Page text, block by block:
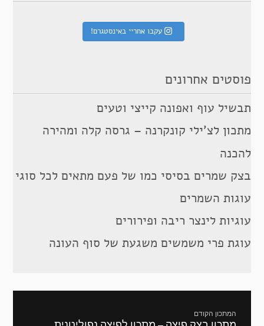
עקבו אחריי באינסטגרם!
פוסטים אחרונים
תבשיל עוף ואפונה קייצי וטעים
מתכון לצ’ילי קונקרנה – גרסה קלה ומהירה
להכנה
בצק שמרים בסיסי כמו של פעם מתאים לכל סוגי
עוגות השמרים
עוגיות לינצר ריבה ופירורים
עוגת פרי משמשים משגעת של סוף העונה
המתכון הקודם